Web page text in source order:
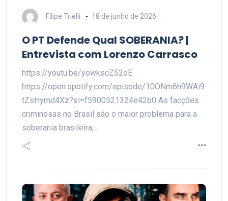
Filipe Trielli 18 de junho de 2026
O PT Defende Qual SOBERANIA? |
Entrevista com Lorenzo Carrasco
https://youtu.be/yowkscZ52oE
https://open.spotify.com/episode/10ONm6h9WAi9
tZsHymd4Xz?si=f5900521324e42b0 As facções
criminosas no Brasil são o maior problema para a
soberania brasileira,…